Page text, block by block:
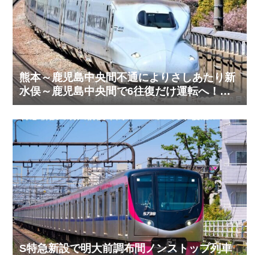
熊本～鹿児島中央間不通によりさしあたり新
水俣～鹿児島中央間で6往復だけ運転へ！
九州新幹線臨時ダイヤ運転(2026年8月)
S特急新設で明大前調布間ノンストップ列車